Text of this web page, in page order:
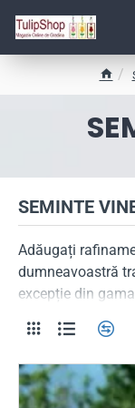
m
e
SEMINTE
Adăugați
dumneavoastră
excepție din
prezență
cremoasă
a meselor de
casă.